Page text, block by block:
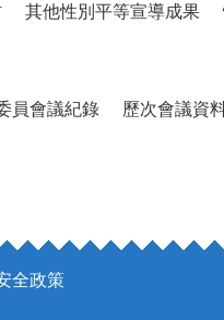
其他性別平等宣導成果
員會議紀錄 歷次會議資
全政策